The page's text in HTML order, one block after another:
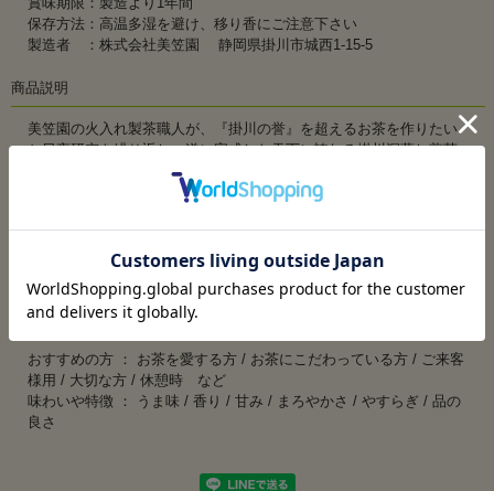
保存方法：高温多湿を避け、移り香にご注意下さい
製造者 ：株式会社美笠園 静岡県掛川市城西1-15-5
商品説明
美笠園の火入れ製茶職人が、『掛川の誉』を超えるお茶を作りたい
と日夜研究を繰り返し、遂に完成した天下に誇れる掛川深蒸し煎茶
です。深蒸しよりもさらに長時間蒸すためには、お茶の葉選びが一
番重要になってきます。普通のお茶の葉では、蒸している間にお茶
『天下一』の為に用意したお茶の葉は、樹齢の若い力強いお茶の樹
を選び、葉が肉厚で栄養がしっかりと葉の先までいき届いたお茶の
商品特徴
おすすめの方 ： お茶を愛する方 / お茶にこだわっている方 / ご来客
様用 / 大切な方 / 休憩時 など
味わいや特徴 ： うま味 / 香り / 甘み / まろやかさ / やすらぎ / 品の
良さ